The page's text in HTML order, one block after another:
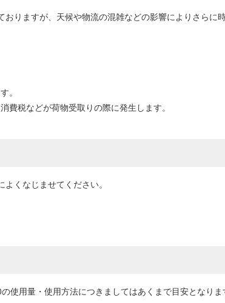
りますが、天候や物流の混雑などの影響によりさらに
。
税などが荷物受取りの際に発生します。
くなじませてください。
使用量・使用方法につきましてはあくまで目安となり